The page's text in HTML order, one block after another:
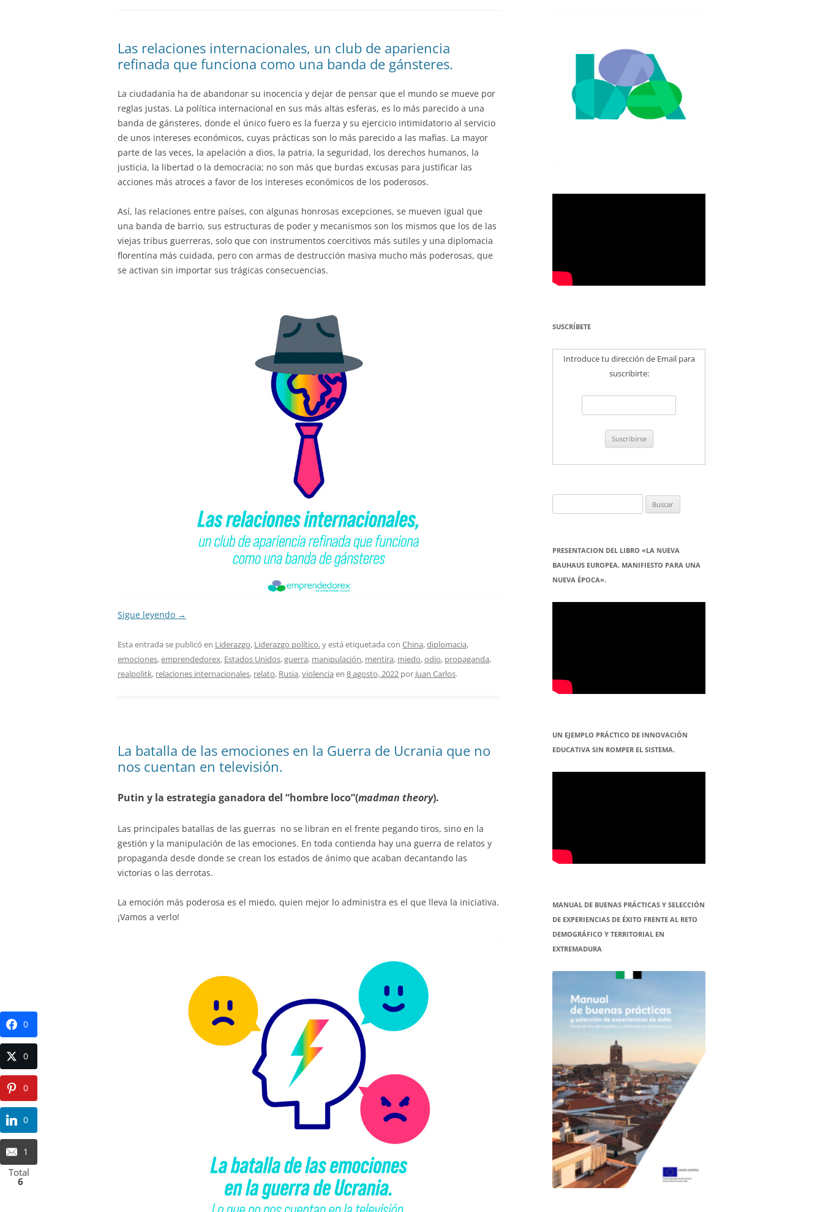
NUEVOS EMPRENDEDORES EN TU
PAÍS
GESTIÓN DEL CONOCIMIENTO EN
LAS ADMINITRACIONES PÚBLICAS
TRABAJAR EL LIDERAZGO
TUS RASGOS DE LIDERAZGO
Las relaciones internacionales, un club de apariencia
refinada que funciona como una banda de gánsteres.
La ciudadanía ha de abandonar su inocencia y dejar de pensar que el mundo se mueve por
reglas justas. La política internacional en sus más altas esferas, es lo más parecido a una
banda de gánsteres, donde el único fuero es la fuerza y su ejercicio intimidatorio al servicio
de unos intereses económicos, cuyas prácticas son lo más parecido a las mafias. La mayor
parte de las veces, la apelación a dios, la patria, la seguridad, los derechos humanos, la
justicia, la libertad o la democracia; no son más que burdas excusas para justificar las
acciones más atroces a favor de los intereses económicos de los poderosos.
Así, las relaciones entre países, con algunas honrosas excepciones, se mueven igual que
una banda de barrio, sus estructuras de poder y mecanismos son los mismos que los de las
viejas tribus guerreras, solo que con instrumentos coercitivos más sutiles y una diplomacia
florentina más cuidada, pero con armas de destrucción masiva mucho más poderosas, que
se activan sin importar sus trágicas consecuencias.
Sigue leyendo →
Esta entrada se publicó en Liderazgo, Liderazgo político.y está etiquetada con China,diplomacia,
emociones,emprendedorex, Estados Unidos,guerra, manipulación, mentira, miedo,odio, propaganda,
realpolitk, relaciones internacionales, relato, Rusia,violencia en 8 agosto, 2022 por Juan Carlos.
La batalla de las emociones en la Guerra de Ucrania que no
nos cuentan en televisión.
Putin y la estrategia ganadora del “hombre loco”(madman theory).
Las principales batallas de las guerras no se libran en el frente pegando tiros, sino en la
gestión y la manipulación de las emociones. En toda contienda hay una guerra de relatos y
propaganda desde donde se crean los estados de ánimo que acaban decantando las
victorias o las derrotas.
La emoción más poderosa es el miedo, quien mejor lo administra es el que lleva la iniciativa.
¡Vamos a verlo!
SUSCRÍBETE
Introduce tu dirección de Email para
suscribirte:
PRESENTACION DEL LIBRO «LA NUEVA
BAUHAUS EUROPEA. MANIFIESTO PARA UNA
NUEVA ÉPOCA».
UN EJEMPLO PRÁCTICO DE INNOVACIÓN
EDUCATIVA SIN ROMPER EL SISTEMA.
MANUAL DE BUENAS PRÁCTICAS Y SELECCIÓN
DE EXPERIENCIAS DE ÉXITO FRENTE AL RETO
DEMOGRÁFICO Y TERRITORIAL EN
EXTREMADURA
0
0
0
0
1
Total
6